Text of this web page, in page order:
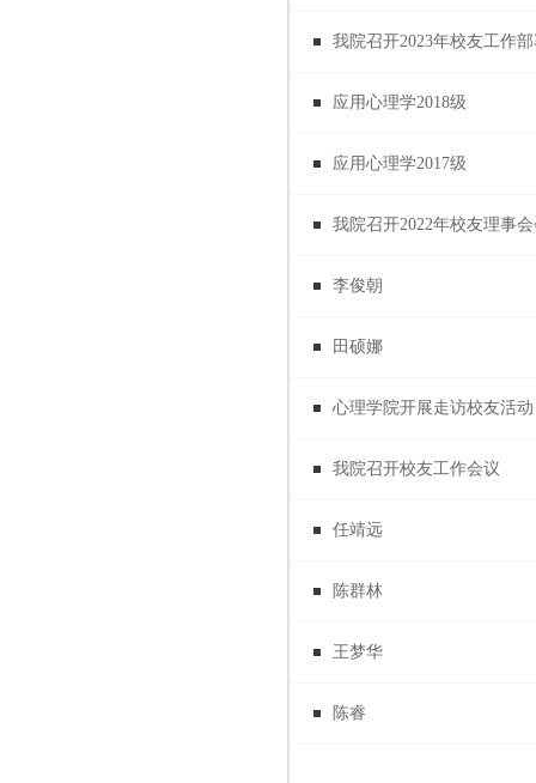
我院召开2023年校友工作
应用心理学2018级
应用心理学2017级
我院召开2022年校友理事
李俊朝
田硕娜
心理学院开展走访校友活动
我院召开校友工作会议
任靖远
陈群林
王梦华
陈睿